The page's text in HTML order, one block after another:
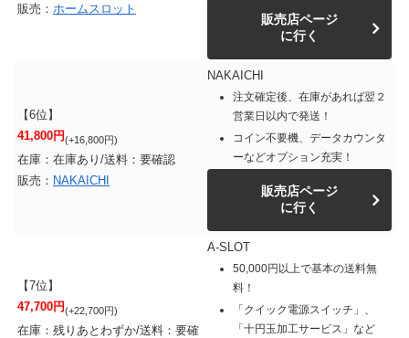
販売： ホームスロット
販売店ページ
に行く
【6位】
41,800円(+16,800円)
在庫：在庫あり/送料：要確認
販売： NAKAICHI
NAKAICHI
注文確定後、在庫があれば翌２
営業日以内で発送！
コイン不要機、データカウンタ
ーなどオプション充実！
販売店ページ
に行く
【7位】
47,700円(+22,700円)
在庫：残りあとわずか/送料：要確
A-SLOT
50,000円以上で基本の送料無
料！
「クイック電源スイッチ」、
「十円玉加工サービス」など